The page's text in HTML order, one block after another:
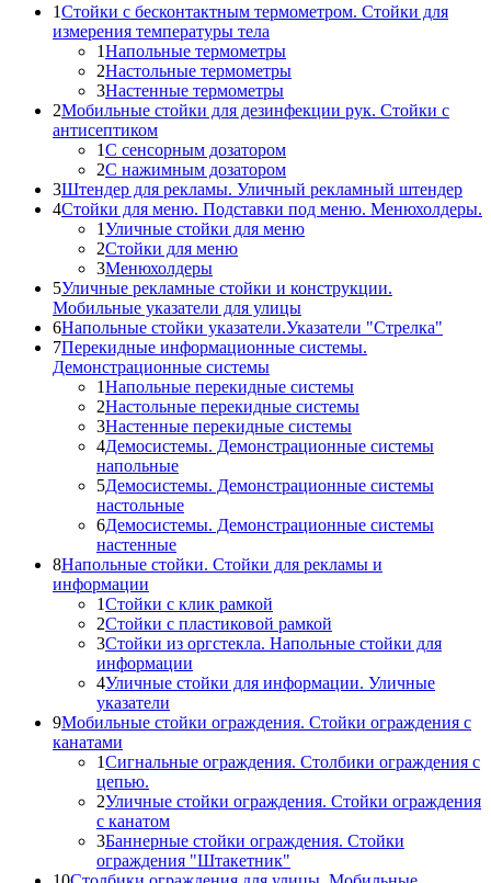
1Стойки с бесконтактным термометром. Стойки для
измерения температуры тела
1Напольные термометры
2Настольные термометры
3Настенные термометры
2Мобильные стойки для дезинфекции рук. Стойки с
антисептиком
1С сенсорным дозатором
2С нажимным дозатором
3Штендер для рекламы. Уличный рекламный штендер
4Стойки для меню. Подставки под меню. Менюхолдеры.
1Уличные стойки для меню
2Стойки для меню
3Менюхолдеры
5Уличные рекламные стойки и конструкции.
Мобильные указатели для улицы
6Напольные стойки указатели.Указатели "Стрелка"
7Перекидные информационные системы.
Демонстрационные системы
1Напольные перекидные системы
2Настольные перекидные системы
3Настенные перекидные системы
4Демосистемы. Демонстрационные системы
напольные
5Демосистемы. Демонстрационные системы
настольные
6Демосистемы. Демонстрационные системы
настенные
8Напольные стойки. Стойки для рекламы и
информации
1Стойки с клик рамкой
2Стойки с пластиковой рамкой
3Стойки из оргстекла. Напольные стойки для
информации
4Уличные стойки для информации. Уличные
указатели
9Мобильные стойки ограждения. Стойки ограждения с
канатами
1Сигнальные ограждения. Столбики ограждения с
цепью.
2Уличные стойки ограждения. Стойки ограждения
с канатом
3Баннерные стойки ограждения. Стойки
ограждения "Штакетник"